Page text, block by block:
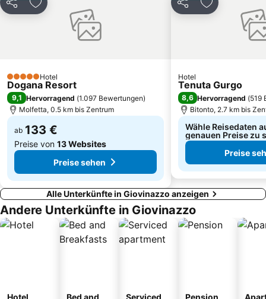
Teilen Zu Favoriten hinzufügen
5 SterneHotel
Dogana Resort
9,1 Hervorragend (1.097 Bewertungen)
Molfetta, 0.5 km bis Zentrum
ab 133 €
Preise von 13 Websites
Preise sehen
Teilen Zu Favoriten
Hotel
Tenuta Gurgo
8,6 Hervorragend (519
Bitonto, 2.7 km bis
Wähle Reisedaten
genauen Preise zu
Preise
Alle Unterkünfte in Giovinazzo anzeigen
Andere Unterkünfte in Giovinazzo
Hotel
Bed and
Serviced
Pension